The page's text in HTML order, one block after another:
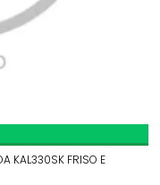
KAL330SK FRISO E